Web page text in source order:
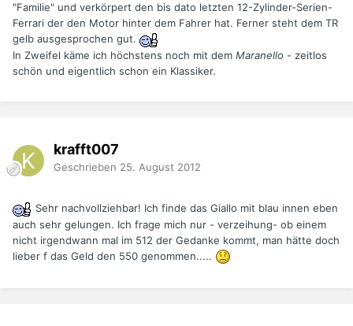
"Familie" und verkörpert den bis dato letzten 12-Zylinder-Serien-
Ferrari der den Motor hinter dem Fahrer hat. Ferner steht dem TR
gelb ausgesprochen gut.
In Zweifel käme ich höchstens noch mit dem Maranello - zeitlos
schön und eigentlich schon ein Klassiker.
krafft007
Geschrieben 25. August 2012
Sehr nachvollziehbar! Ich finde das Giallo mit blau innen eben
auch sehr gelungen. Ich frage mich nur - verzeihung- ob einem
nicht irgendwann mal im 512 der Gedanke kommt, man hätte doch
lieber f das Geld den 550 genommen.....